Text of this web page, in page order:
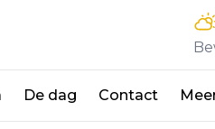
De dag Contact